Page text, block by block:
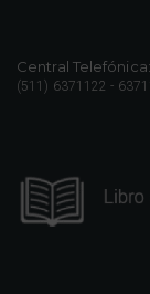
Central Telefónica:
(511) 6371122 -